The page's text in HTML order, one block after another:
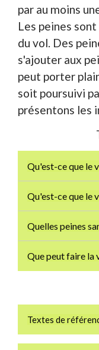
par au moins
Les peines
du vol. Des
s'ajouter aux
peut porter
soit poursuivi
présentons les
Qu'est-ce que le
Qu'est-ce que le
Quelles peines
Que peut faire la
Textes de